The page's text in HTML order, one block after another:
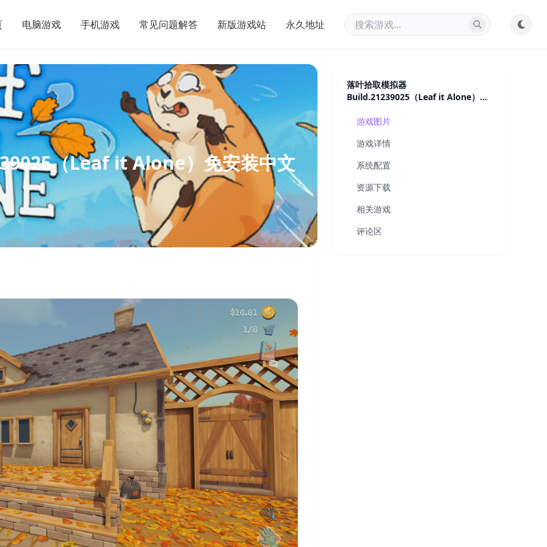
电脑游戏 手机游戏 常见问题解答 新版游戏站 永久地址
（Leaf it Alone）免安装中文
落叶拾取模拟器
Build.21239025（Leaf it Alone）免
游戏图片
游戏详情
系统配置
资源下载
相关游戏
评论区